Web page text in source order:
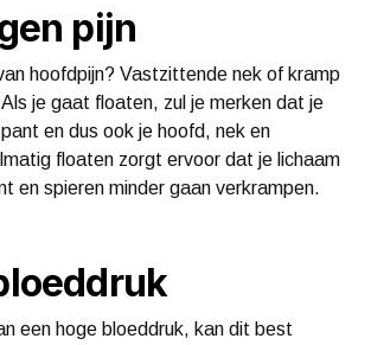
pijn
hoofdpijn? Vastzittende nek of kramp
je gaat floaten, zul je merken dat je
en dus ook je hoofd, nek en
floaten zorgt ervoor dat je lichaam
en spieren minder gaan verkrampen.
een hoge bloeddruk, kan dit best